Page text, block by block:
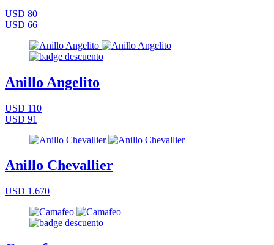
USD 80
USD 66
Anillo Angelito
USD 110
USD 91
Anillo Chevallier
USD 1.670